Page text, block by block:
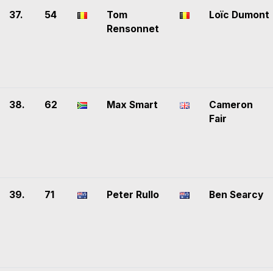
37. 54
Tom
Rensonnet
Loïc Dumont
38. 62 Max Smart
Cameron
Fair
39. 71 Peter Rullo Ben Searcy